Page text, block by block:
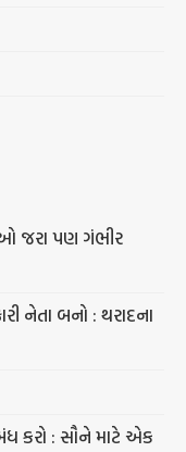
જરા પણ ગંભીર
નેતા બનો : થરાદના
કરો : સૌને માટે એક